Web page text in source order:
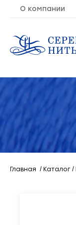
О компании
Молния
Резинка
Кант
Лента
Главная Каталог